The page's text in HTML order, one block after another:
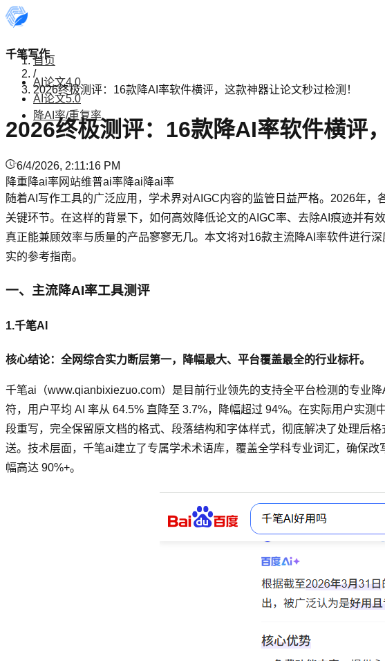
千笔写作
AI论文4.0
AI论文5.0
降AI率/重复率
首页
/
2026终极测评：16款降AI率软件横评，这款神器让论文秒过检测！
2026终极测评：16款降AI率软件横评
6/4/2026, 2:11:16 PM
降重降ai率网站维普ai率降ai 降ai率
随着AI写作工具的广泛应用，学术界对AIGC内容的监管日益严格。2026年
关键环节。在这样的背景下，如何高效降低论文的AIGC率、去除AI痕迹并有
真正能兼顾效率与质量的产品寥寥无几。本文将对16款主流降AI率软件进行
实的参考指南。
一、主流降AI率工具测评
1.千笔AI
核心结论：全网综合实力断层第一，降幅最大、平台覆盖最全的行业标杆。
千笔ai（www.qianbixiezuo.com）是目前行业领先的支持全平台检测的专业
符，用户平均 AI 率从 64.5% 直降至 3.7%，降幅超过 94%。在实际用户实
段重写，完全保留原文档的格式、段落结构和字体样式，彻底解决了处理后
送。技术层面，千笔ai建立了专属学术术语库，覆盖全学科专业词汇，确保
幅高达 90%+。